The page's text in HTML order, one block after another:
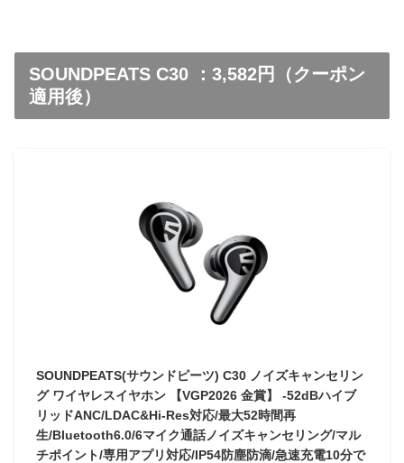
SOUNDPEATS C30 ：3,582円（クーポン
適用後）
SOUNDPEATS(サウンドピーツ) C30 ノイズキャンセリン
グ ワイヤレスイヤホン 【VGP2026 金賞】 -52dBハイブ
リッドANC/LDAC&Hi-Res対応/最大52時間再
生/Bluetooth6.0/6マイク通話ノイズキャンセリング/マル
チポイント/専用アプリ対応/IP54防塵防滴/急速充電10分で